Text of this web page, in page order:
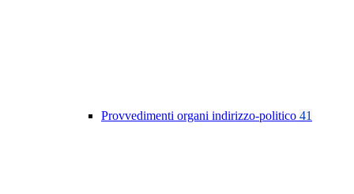
Provvedimenti organi indirizzo-politico 41